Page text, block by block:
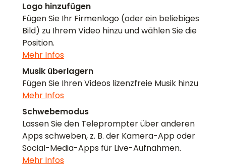
Logo hinzufügen
Fügen Sie Ihr Firmenlogo (oder ein beliebiges
Bild) zu Ihrem Video hinzu und wählen Sie die
Position.
Mehr Infos
Musik überlagern
Fügen Sie Ihren Videos lizenzfreie Musik hinzu
Mehr Infos
Schwebemodus
Lassen Sie den Teleprompter über anderen
Apps schweben, z. B. der Kamera-App oder
Social-Media-Apps für Live-Aufnahmen.
Mehr Infos